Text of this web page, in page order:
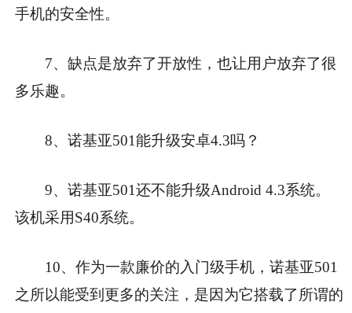
手机的安全性。
7、缺点是放弃了开放性，也让用户放弃了很
多乐趣。
8、诺基亚501能升级安卓4.3吗？
9、诺基亚501还不能升级Android 4.3系统。
该机采用S40系统。
10、作为一款廉价的入门级手机，诺基亚501
之所以能受到更多的关注，是因为它搭载了所谓的